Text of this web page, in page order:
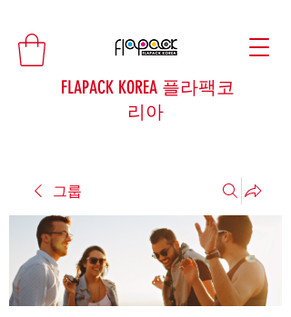
FLAPACK KOREA 플라팩코
리아
그룹